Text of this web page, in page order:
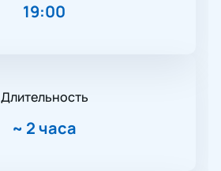
19:00
Длительность
~ 2 часа